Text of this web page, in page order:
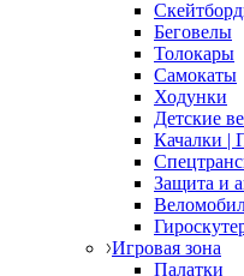
Беговелы
Толокары
Самокаты
Ходунки
Детские
Качалки |
Защита и
Игровая зона
Палатки